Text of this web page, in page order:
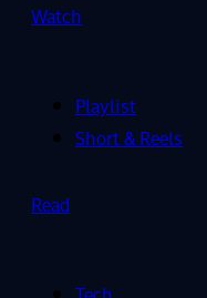
Watch
Playlist
Short & Reels
Read